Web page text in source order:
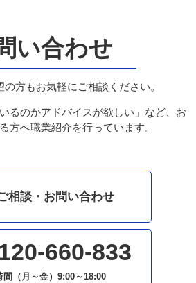
い合わせ
方もお気軽にご相談ください。
るのかアドバイスが欲しい」など、お
方へ職業紹介を行っています。
相談・お問い合わせ
660-833
（月～金） 9:00～18:00